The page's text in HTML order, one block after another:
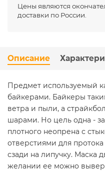
Цены являются
доставки по России.
Описание
Предмет используемый
байкерами. Байкеры
ветра и пыли, а
шарами. Но цель одна -
плотного неопрена с
отверстиями для протока
сзади на липучку. Маска
желании ее можно